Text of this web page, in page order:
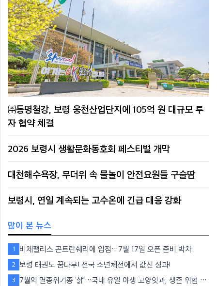
㈜동명철강, 보령 웅천산업단지에 105억 원 대규모 투
자 협약 체결
2026 보령시 생활문화동호회 페스티벌 개막
대천해수욕장, 무더위 속 물놀이 안전요원들 구슬땀
보령시, 연일 계속되는 고수온에 긴급 대응 강화
많이 본 뉴스
1 비체팰리스 곤트란쉐리에 입점…7월 17일 오픈 준비 박차
2 보령 태권도 꿈나무! 전국 소년체전에서 값진 성과!
3 7월의 멸종위기종 ‘삵’…국내 유일 야생 고양잇과, 생존 위협 직